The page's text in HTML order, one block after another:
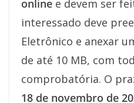
online e devem ser
interessado deve
Eletrônico e anexar
de até 10 MB, com
comprobatória. O
18 de novembro de